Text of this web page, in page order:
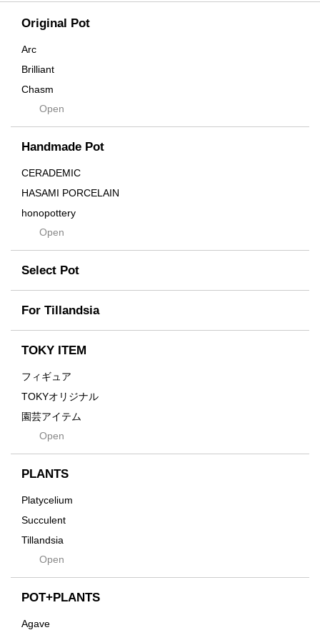
Original Pot
Arc
Brilliant
Chasm
Contra
Cream
Crown
Distortion
Drop
DUNE
Flames
For
Former
Fused
Earth
emeth
Enhance
Grid
Innocence
Kodama
Native
Open
Handmade Pot
CERADEMIC
HASAMI PORCELAIN
honopottery
nocturne
tamanhayat
TETSUYA OZAWA
Scratch
Takehiro Ito
Yuya Iha
Open
Select Pot
For Tillandsia
TOKY ITEM
フィギュア
TOKYオリジナル
園芸アイテム
土・化粧石・活力剤
インテリア・デザイン雑貨
Tシャツ・バッグ
その他
Open
PLANTS
Platycelium
Succulent
Tillandsia
SeedsOpen
POT+PLANTS
Agave